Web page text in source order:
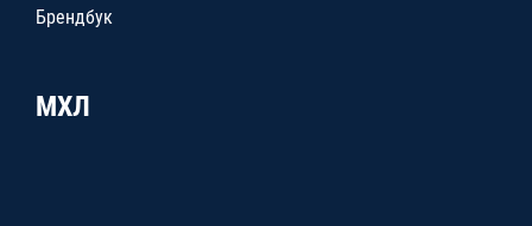
Брендбук
МХЛ